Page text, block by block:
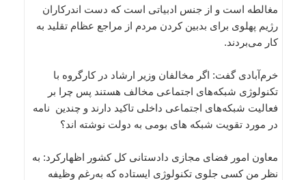
مغالطه است و از جنس ادبیاتی است که دست اندرکاران
رژیم پهلوی برای بدبین کردن مردم از مراجع عظام تقلید به
کار می‌بردند.
خرم‌آبادی گفت: اگر مخالفان وزیر ارشاد در کارگروه با
تکنولوژی شبکه‌های اجتماعی مخالف هستند پس چرا بر
فعالیت شبکه‌های اجتماعی داخلی تاکید دارند و چندین نامه
در مورد تقویت شبکه های بومی به دولت نوشته اند؟
معاون امور فضای مجازی دادستانی کل کشور اظهارکرد: به
نظر من کسی جلوی تکنولوژی ایستاده که به‌رغم وظیفه